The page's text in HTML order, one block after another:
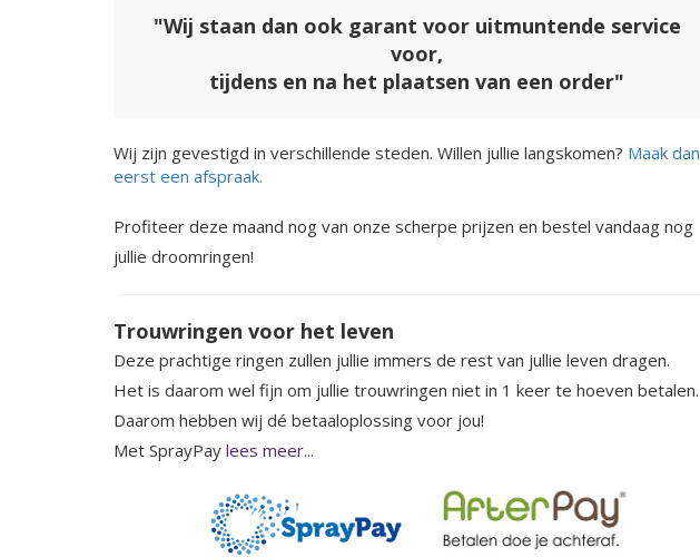
"Wij staan dan ook garant voor uitmuntende service
voor,
tijdens en na het plaatsen van een order"
Wij zijn gevestigd in verschillende steden. Willen jullie langskomen? Maak dan
eerst een afspraak.
Profiteer deze maand nog van onze scherpe prijzen en bestel vandaag nog
jullie droomringen!
Trouwringen voor het leven
Deze prachtige ringen zullen jullie immers de rest van jullie leven dragen.
Het is daarom wel fijn om jullie trouwringen niet in 1 keer te hoeven betalen.
Daarom hebben wij dé betaaloplossing voor jou!
Met SprayPay lees meer...